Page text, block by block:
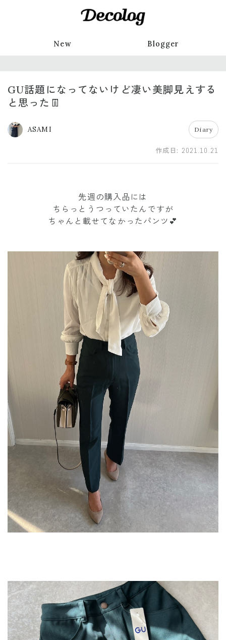
New Blogger
GU話題になってないけど凄い美脚見えする
と思った👖
ASAMI Diary
作成日: 2021.10.21
先週の購入品には
ちらっとうつっていたんですが
ちゃんと載せてなかったパンツ💕